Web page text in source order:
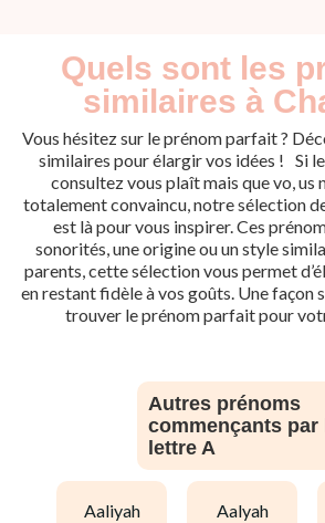
Quels sont les
similaires à
Vous hésitez sur le prénom parfait ?
similaires pour élargir vos idées ! Si
consultez vous plaît mais que vo, us
totalement convaincu, notre sélection
est là pour vous inspirer. Ces
sonorités, une origine ou un style
parents, cette sélection vous permet
en restant fidèle à vos goûts. Une façon
trouver le prénom parfait pour
Autres prénoms
commençants par
lettre A
aaliyah aalyah